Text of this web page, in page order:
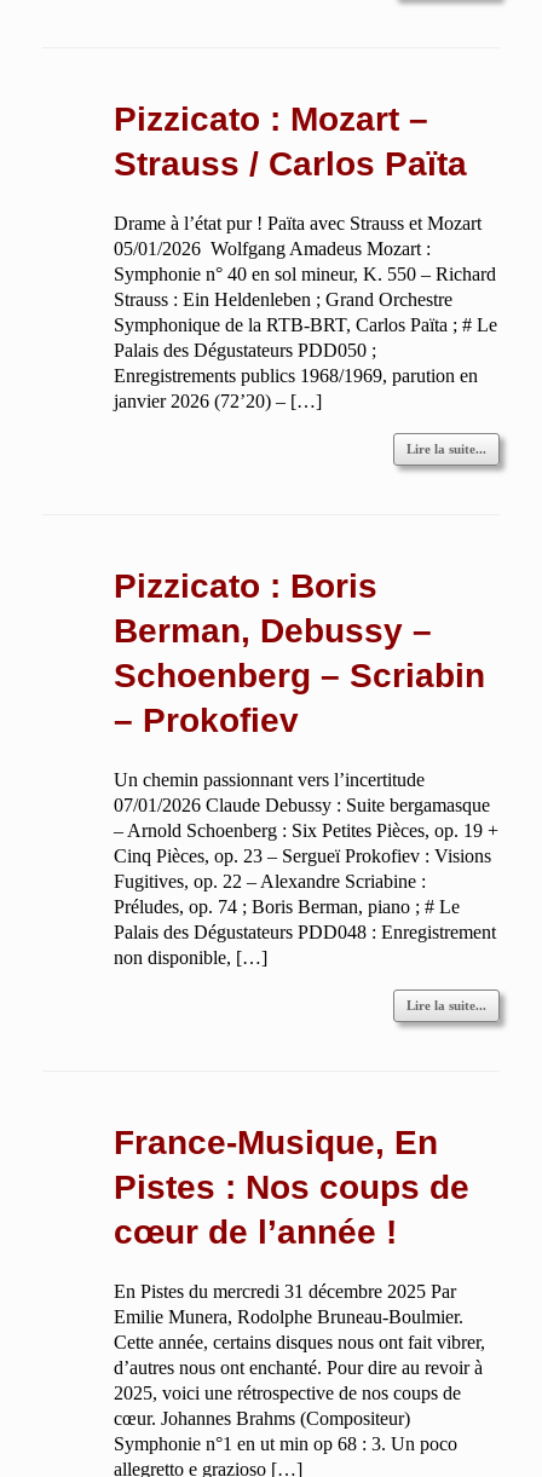
Pizzicato : Mozart –
Strauss / Carlos Païta
Drame à l’état pur ! Païta avec Strauss et Mozart
05/01/2026 Wolfgang Amadeus Mozart :
Symphonie n° 40 en sol mineur, K. 550 – Richard
Strauss : Ein Heldenleben ; Grand Orchestre
Symphonique de la RTB-BRT, Carlos Païta ; # Le
Palais des Dégustateurs PDD050 ;
Enregistrements publics 1968/1969, parution en
janvier 2026 (72’20) – […]
Lire la suite...
Pizzicato : Boris
Berman, Debussy –
Schoenberg – Scriabin
– Prokofiev
Un chemin passionnant vers l’incertitude
07/01/2026 Claude Debussy : Suite bergamasque
– Arnold Schoenberg : Six Petites Pièces, op. 19 +
Cinq Pièces, op. 23 – Sergueï Prokofiev : Visions
Fugitives, op. 22 – Alexandre Scriabine :
Préludes, op. 74 ; Boris Berman, piano ; # Le
Palais des Dégustateurs PDD048 : Enregistrement
non disponible, […]
Lire la suite...
France-Musique, En
Pistes : Nos coups de
cœur de l’année !
En Pistes du mercredi 31 décembre 2025 Par
Emilie Munera, Rodolphe Bruneau-Boulmier.
Cette année, certains disques nous ont fait vibrer,
d’autres nous ont enchanté. Pour dire au revoir à
2025, voici une rétrospective de nos coups de
cœur. Johannes Brahms (Compositeur)
Symphonie n°1 en ut min op 68 : 3. Un poco
allegretto e grazioso […]